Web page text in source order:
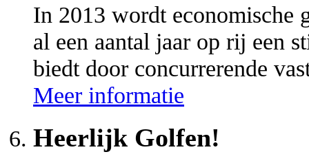
In 2013 wordt economische
al een aantal jaar op rij een
biedt door concurrerende
Meer informatie
Heerlijk Golfen!